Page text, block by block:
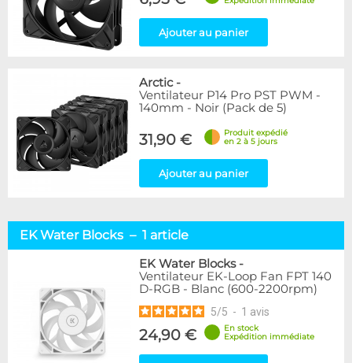
Articles en stock
Articles en promotions
Ajouter au panier
Arctic-
Ventilateur P14 Pro PST PWM -
140mm - Noir (Pack de 5)
31,90 €
Produit expédié
en 2 à 5 jours
Ajouter au panier
EK Water Blocks – 1 article
EK Water Blocks-
Ventilateur EK-Loop Fan FPT 140
D-RGB - Blanc (600-2200rpm)
5/5 - 1 avis
24,90 €
En stock
Expédition immédiate